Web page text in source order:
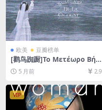
欧美 豆瓣榜单
[鹳鸟踟蹰]Το Μετέωρο Βήμ
α του Πελαργού (1991)[百
度网盘+夸克网盘1080P超清
未删减资源][网盘在线播放/下
载][MP4/7.8GB][中文字幕]
5 月前 2.9
VIP